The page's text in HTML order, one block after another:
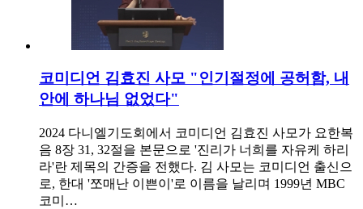
코미디언 김효진 사모 "인기절정에 공허함, 내
안에 하나님 없었다"
2024 다니엘기도회에서 코미디언 김효진 사모가 요한복
음 8장 31, 32절을 본문으로 '진리가 너희를 자유케 하리
라'란 제목의 간증을 전했다. 김 사모는 코미디언 출신으
로, 한대 '쪼매난 이쁜이'로 이름을 날리며 1999년 MBC
코미…